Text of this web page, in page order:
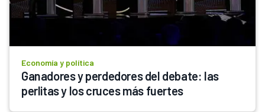
Economía y política
Ganadores y perdedores del debate: las
perlitas y los cruces más fuertes